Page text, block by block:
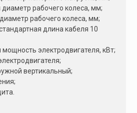
рабочего колеса, мм;
рабочего колеса, мм;
длина кабеля 10
электродвигателя, кВт;
вертикальный;